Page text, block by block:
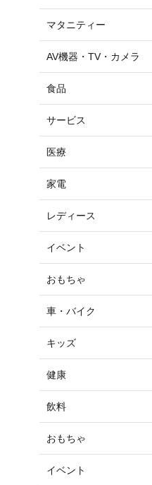
マタニティー
AV機器・TV・カメラ
食品
サービス
医療
家電
レディース
イベント
おもちゃ
車・バイク
キッズ
健康
飲料
おもちゃ
イベント